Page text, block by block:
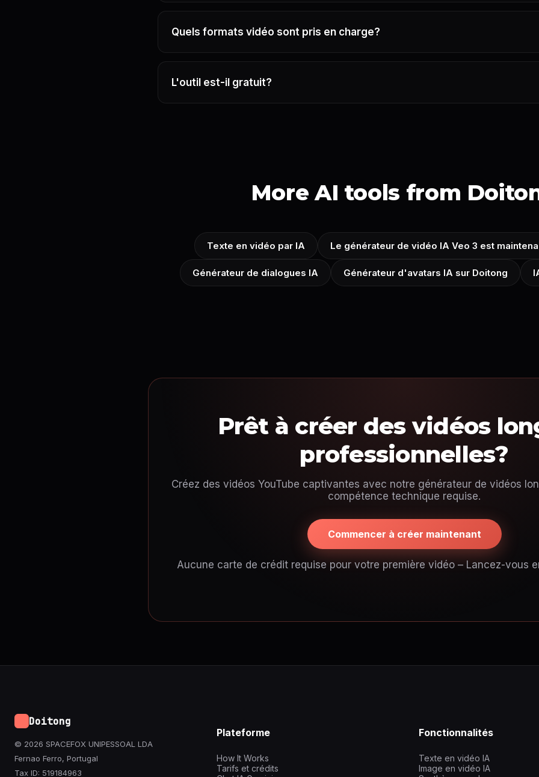
Quels formats vidéo sont pris en charge?
L'outil est-il gratuit?
More AI tools from
Texte en vidéo par IA Le générateur de vidéo IA Veo 3 est
Générateur de dialogues IA Générateur d'avatars IA sur Doitong
Prêt à créer des vidéos
professionnelles?
Créez des vidéos YouTube captivantes avec notre générateur de vidéos
compétence technique requise.
Commencer à créer maintenant
Aucune carte de crédit requise pour votre première vidéo – Lancez-vous
Doitong
© 2026 SPACEFOX UNIPESSOAL LDA
Fernao Ferro, Portugal
Tax ID: 519184963
Plateforme
How It Works
Tarifs et crédits
Fonctionnalités
Texte en vidéo IA
Image en vidéo IA